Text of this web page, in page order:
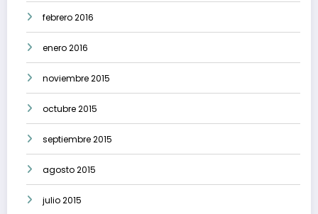
febrero 2016
enero 2016
noviembre 2015
octubre 2015
septiembre 2015
agosto 2015
julio 2015